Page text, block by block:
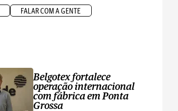
FALAR COM A GENTE
Belgotex fortalece
operação internacional
com fábrica em Ponta
Grossa